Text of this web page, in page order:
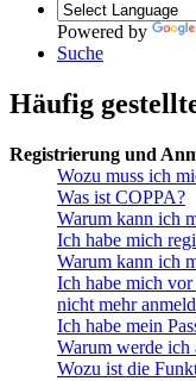
Powered by
Suche
Häufig
Registrierung und
Wozu muss ich
Was ist COPPA?
Warum kann ich
Ich habe mich
Warum kann ich
Ich habe mich
nicht mehr
Ich habe mein
Warum werde ich
Wozu ist die